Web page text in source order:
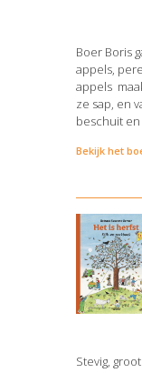
Boer Boris
appels,
appels
ze sap, en
beschuit
Bekijk het
Stevig,